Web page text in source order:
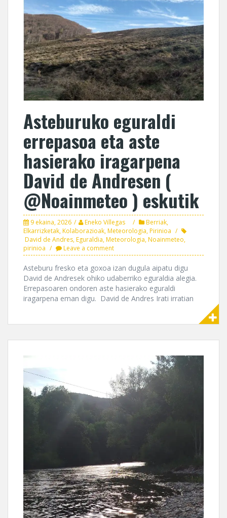
Asteburuko eguraldi
errepasoa eta aste
hasierako iragarpena
David de Andresen (
@Noainmeteo ) eskutik
9 ekaina, 2026 Eneko Villegas Berriak,
Elkarrizketak,Kolaborazioak,Meteorologia,Pirinioa
David de Andres,Eguraldia,Meteorologia,Noainmeteo,
pirinioa
Leave a comment
Asteburu fresko eta goxoa izan dugula aipatu digu
David de Andresek ohiko udaberriko eguraldia alegia.
Errepasoaren ondoren aste hasierako eguraldi
iragarpena eman digu. David de Andres Irati irratian